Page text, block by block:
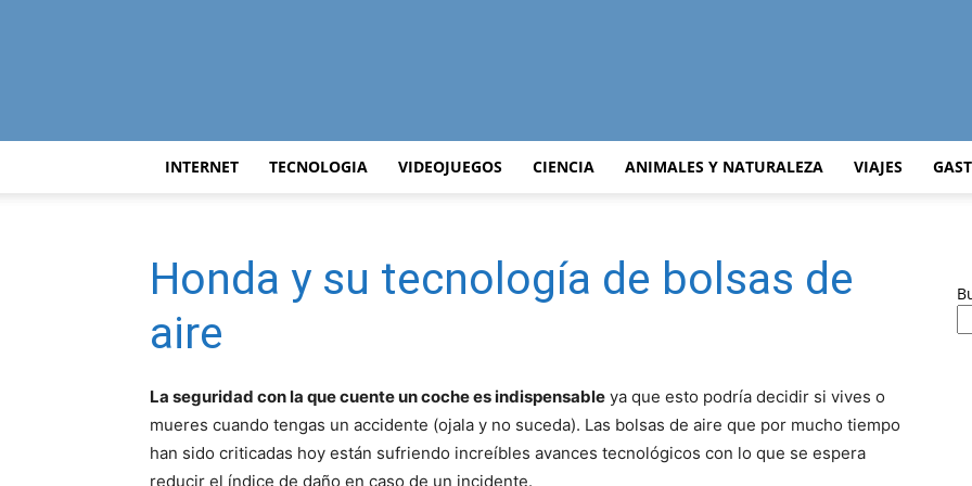
Curiosidades
Curiosas
del
INTERNET TECNOLOGIA VIDEOJUEGOS CIENCIA ANIMALES Y NATURALEZA VIAJES
Honda y su tecnología de bolsas de
aire
La seguridad con la que cuente un coche es indispensable ya que esto podría decidir si vives o
mueres cuando tengas un accidente (ojala y no suceda). Las bolsas de aire que por mucho tiempo
han sido criticadas hoy están sufriendo increíbles avances tecnológicos con lo que se espera
reducir el índice de daño en caso de un incidente.